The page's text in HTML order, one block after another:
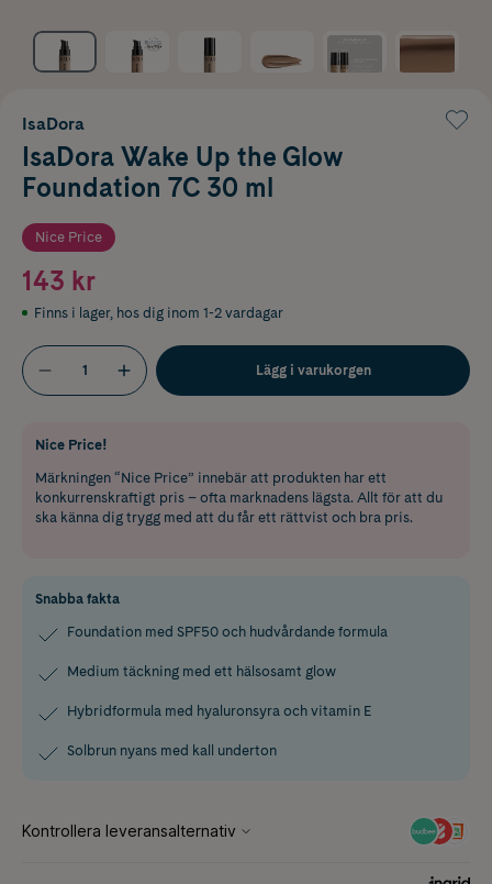
IsaDora
IsaDora Wake Up the Glow
Foundation 7C 30 ml
Nice Price
143 kr
Finns i lager, hos dig inom 1-2 vardagar
Lägg i varukorgen
Nice Price!
Märkningen “Nice Price” innebär att produkten har ett
konkurrenskraftigt pris – ofta marknadens lägsta. Allt för att du
ska känna dig trygg med att du får ett rättvist och bra pris.
Snabba fakta
Foundation med SPF50 och hudvårdande formula
Medium täckning med ett hälsosamt glow
Hybridformula med hyaluronsyra och vitamin E
Solbrun nyans med kall underton